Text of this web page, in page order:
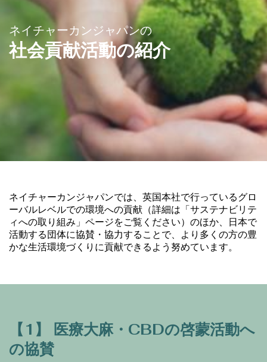
ネイチャーカンジャパンの
社会貢献活動の紹介
ネイチャーカンジャパンでは、英国本社で行っているグロ
ーバルレベルでの環境への貢献（詳細は「サステナビリテ
ィへの取り組み 」ページをご覧ください）のほか、日本で
活動する団体に協賛・協力することで、より多くの方の豊
かな生活環境づくりに貢献できるよう努めています。
【1】 医療大麻・CBDの啓蒙活動へ
の協賛